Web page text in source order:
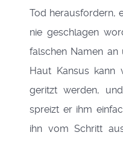
Tod herausfordern,
nie geschlagen
falschen Namen an
Haut Kansus kann
geritzt werden,
spreizt er ihm
ihn vom Schritt